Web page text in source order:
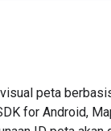
peta
for Android,